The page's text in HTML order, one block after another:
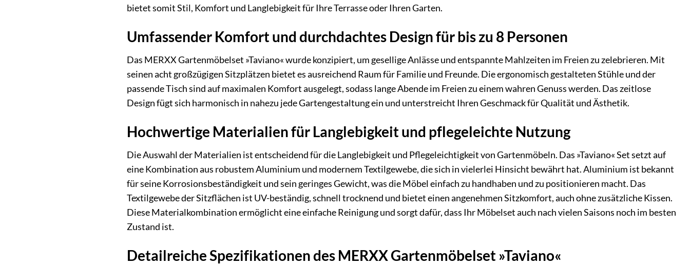
bietet somit Stil, Komfort und Langlebigkeit für Ihre Terrasse oder Ihren Garten.
Umfassender Komfort und durchdachtes Design für bis zu 8 Personen
Das MERXX Gartenmöbelset »Taviano« wurde konzipiert, um gesellige Anlässe und entspannte Mahlzeiten im Freien zu zelebrieren. Mit
seinen acht großzügigen Sitzplätzen bietet es ausreichend Raum für Familie und Freunde. Die ergonomisch gestalteten Stühle und der
passende Tisch sind auf maximalen Komfort ausgelegt, sodass lange Abende im Freien zu einem wahren Genuss werden. Das zeitlose
Design fügt sich harmonisch in nahezu jede Gartengestaltung ein und unterstreicht Ihren Geschmack für Qualität und Ästhetik.
Hochwertige Materialien für Langlebigkeit und pflegeleichte Nutzung
Die Auswahl der Materialien ist entscheidend für die Langlebigkeit und Pflegeleichtigkeit von Gartenmöbeln. Das »Taviano« Set setzt auf
eine Kombination aus robustem Aluminium und modernem Textilgewebe, die sich in vielerlei Hinsicht bewährt hat. Aluminium ist bekannt
für seine Korrosionsbeständigkeit und sein geringes Gewicht, was die Möbel einfach zu handhaben und zu positionieren macht. Das
Textilgewebe der Sitzflächen ist UV-beständig, schnell trocknend und bietet einen angenehmen Sitzkomfort, auch ohne zusätzliche Kissen.
Diese Materialkombination ermöglicht eine einfache Reinigung und sorgt dafür, dass Ihr Möbelset auch nach vielen Saisons noch im besten
Zustand ist.
Detailreiche Spezifikationen des MERXX Gartenmöbelset »Taviano«